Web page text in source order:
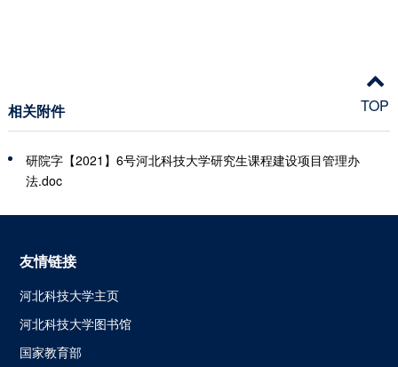
相关附件
研院字【2021】6号河北科技大学研究生课程建设项目管理办
法.doc
友情链接
河北科技大学主页
河北科技大学图书馆
国家教育部
TOP